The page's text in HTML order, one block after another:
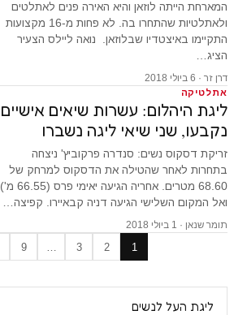
המארחת הייתה לוזאן והיא האירה פנים לאתלטים
ולאתלטיות שהתחרו בה. לא פחות מ-16 מקצועות
התקיימו באיצטדיו שבלוזאן. נואה ליילס הצעיר
הציג…
דרן זר · 6 ביולי 2018
אתלטיקה
ליגת היהלום: עשרות שיאים אישיים
נקבעו, שני שיאי ליגה נשברו
זריקת דסקוס נשים: סנדרה פרקוביץ' ניצחה
בתחרות לאחר שהטילה את הדסקוס למרחק של
68.60 מטרים. אחריה הגיעה יאימי פרס (66.55 מ')
ואל המקום השלישי הגיעה דניה קבאיירו. קפיצה…
תומר שנאן · 1 ביולי 2018
1
2
3
9
ליגת העל לנשים